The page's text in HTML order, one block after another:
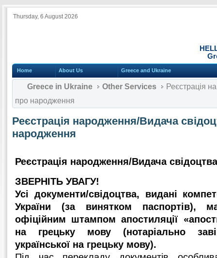
Thursday, 6 August 2026
Home About Us Greece and Ukraine
Greece in Ukraine Other Services
Реєстрація
про народження
Реєстрація народження/Видача
народження
Реєстрація народження/Видача
ЗВЕРНІТЬ УВАГУ!
Усі документи/свідоцтва, видані
України (за винятком паспортів),
офіційним штампом апостиляції
на грецьку мову (нотаріально
української на грецьку мову).